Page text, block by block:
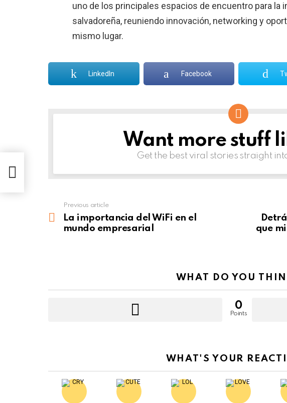
uno de los principales espacios de encuentro para la
salvadoreña, reuniendo innovación, networking y
mismo lugar.
LinkedIn Facebook
NEWSLETTERWant more stuff
Get the best viral stories straight
more
Previous article
La importancia del WiFi en el
mundo empresarial
que
WHAT DO YOU
0
Points
WHAT'S YOUR